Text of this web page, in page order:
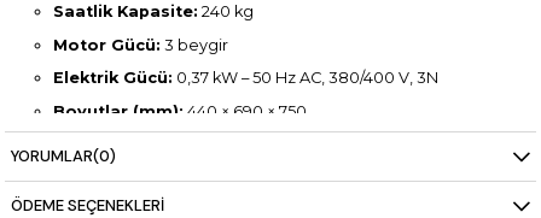
Saatlik Kapasite: 240 kg
Motor Gücü: 3 beygir
Elektrik Gücü: 0,37 kW – 50 Hz AC, 380/400 V, 3N
Boyutlar (mm): 440 × 690 × 750
Ağırlık:47 kg
Dahili Aksesuarlar
Abrasif Pleyt (653203)
YORUMLAR(0)
ÖDEME SEÇENEKLERI